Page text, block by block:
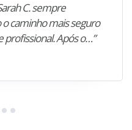
C. sempre
caminho mais seguro
profissional. Após o…”